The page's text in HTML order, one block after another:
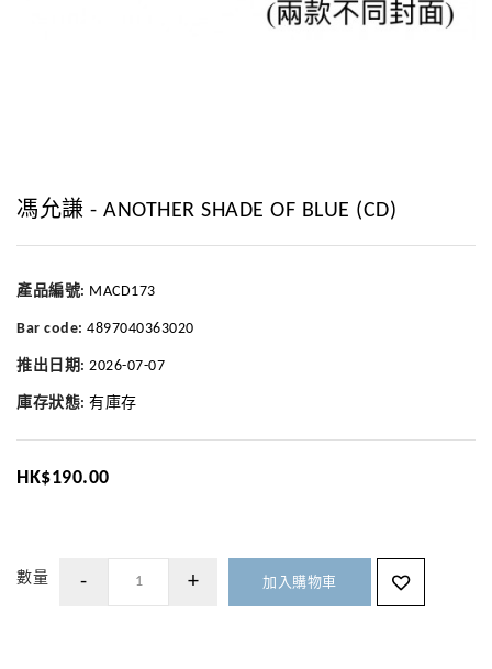
馮允謙 - ANOTHER SHADE OF BLUE (CD)
產品編號: MACD173
Bar code: 4897040363020
推出日期: 2026-07-07
庫存狀態: 有庫存
HK$190.00
數量 加入購物車